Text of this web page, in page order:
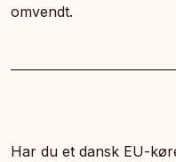
omvendt.
Har du et dansk EU-